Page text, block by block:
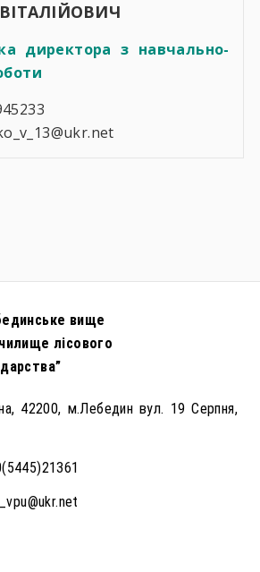
ВІТАЛІЙОВИЧ
директора з навчально-
вище
лісового
42200, м.Лебедин вул. 19 Серпня,